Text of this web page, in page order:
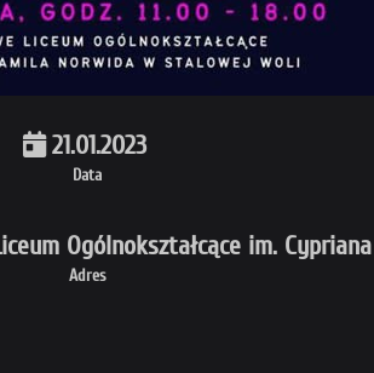
Data
21.01.2023
Adres
Ogólnokształcące im.